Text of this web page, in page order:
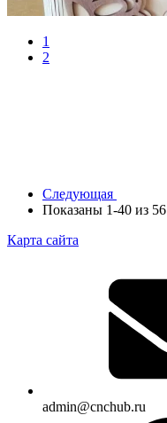
1
2
Следующая
Показаны 1-40 из 56
Карта сайта
admin@cnchub.ru